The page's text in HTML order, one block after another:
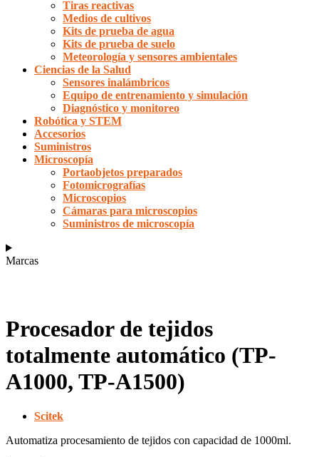
Tiras reactivas
Medios de cultivos
Kits de prueba de agua
Kits de prueba de suelo
Meteorología y sensores ambientales
Ciencias de la Salud
Sensores inalámbricos
Equipo de entrenamiento y simulación
Diagnóstico y monitoreo
Robótica y STEM
Accesorios
Suministros
Microscopía
Portaobjetos preparados
Fotomicrografías
Microscopios
Cámaras para microscopios
Suministros de microscopía
Marcas
Procesador de tejidos
totalmente automático (TP-
A1000, TP-A1500)
Scitek
Automatiza procesamiento de tejidos con capacidad de 1000ml.